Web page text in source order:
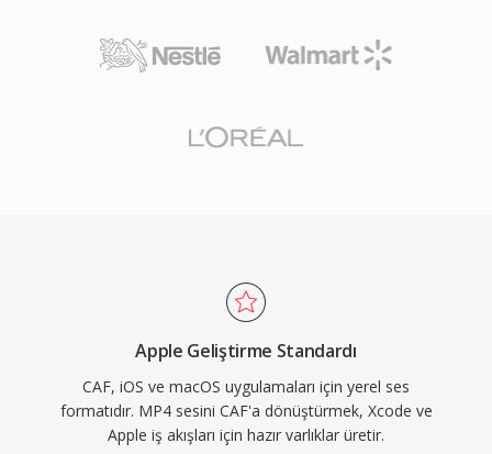
birleşen verimli paketleme yapısı, bant genişliği
kısıtlı ağlar ve depolama alanı sınırlı cihazlarda
dağıtımını mümkün kılar.
kayıtçıları boyut sınırı olmadan saatlerce
çözünürlüklü 24 bit/192 kHz kayıpsız ses ister
oynatmayı sağlayan yerel destek sunar. Hem
çok yönlülük hem de ölçek gerektiren Apple
ekosistemi iş akışları için CAF son derece
yetenekli bir seçenektir.
Apple Geliştirme Standardı
CAF, iOS ve macOS uygulamaları için yerel ses
formatıdır. MP4 sesini CAF'a dönüştürmek, Xcode ve
Apple iş akışları için hazır varlıklar üretir.